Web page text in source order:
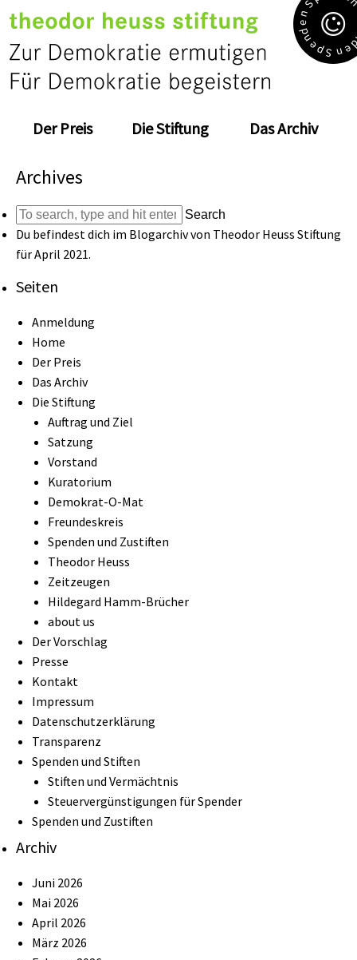
Der Preis Die Stiftung Das Archiv
S
p
e
n
d
e
n
S
e
n
Archives
Search
Du befindest dich im Blogarchiv von Theodor Heuss Stiftung
für April 2021.
Seiten
Anmeldung
Home
Der Preis
Das Archiv
Die Stiftung
Auftrag und Ziel
Satzung
Vorstand
Kuratorium
Demokrat-O-Mat
Freundeskreis
Spenden und Zustiften
Theodor Heuss
Zeitzeugen
Hildegard Hamm-Brücher
about us
Der Vorschlag
Presse
Kontakt
Impressum
Datenschutzerklärung
Transparenz
Spenden und Stiften
Stiften und Vermächtnis
Steuervergünstigungen für Spender
Spenden und Zustiften
Archiv
Juni 2026
Mai 2026
April 2026
März 2026